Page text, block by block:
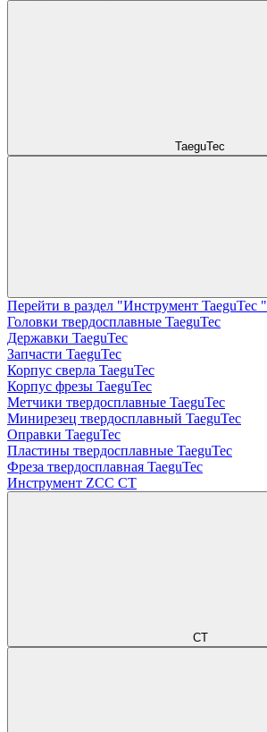
TaeguTec
Перейти в раздел "Инструмент TaeguTec "
Головки твердосплавные TaeguTec
Державки TaeguTec
Запчасти TaeguTec
Корпус сверла TaeguTec
Корпус фрезы TaeguTec
Метчики твердосплавные TaeguTec
Минирезец твердосплавный TaeguTec
Оправки TaeguTec
Пластины твердосплавные TaeguTec
Фреза твердосплавная TaeguTec
Инструмент ZCС CT
CT